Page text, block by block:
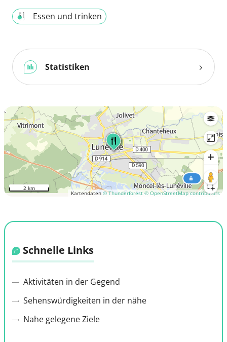
Essen und trinken
Statistiken
Kartendaten © Thunderforest © OpenStreetMap contributors
2 km
Schnelle Links
Aktivitäten in der Gegend
Sehenswürdigkeiten in der nähe
Nahe gelegene Ziele